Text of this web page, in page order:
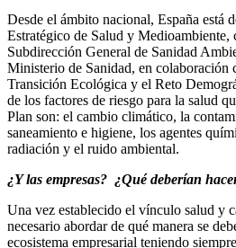
Desde el ámbito nacional, España está
Estratégico de Salud y Medioambiente,
Subdirección General de Sanidad
Ministerio de Sanidad, en colaboración
Transición Ecológica y el Reto
de los factores de riesgo para la salud
Plan son: el cambio climático, la
saneamiento e higiene, los agentes
radiación y el ruido ambiental.
¿Y las empresas? ¿Qué deberían
Una vez establecido el vínculo salud y
necesario abordar de qué manera se
ecosistema empresarial teniendo